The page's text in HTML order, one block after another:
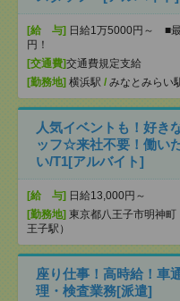
[給 与] 日給1万5000円～ ■
円！
[交通費]交通費規定支給
[勤務地] 横浜駅 / みなとみらい
人気イベントも！好き
ッフ☆来社不要！働い
い/T1[アルバイト]
[給 与] 日給13,000円～
[勤務地] 東京都八王子市明神町
王子駅）
座り仕事！高時給！車
理・検査業務[派遣]